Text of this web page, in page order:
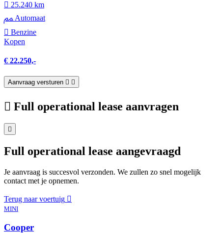
25.240 km
Automaat
Benzine
Kopen
€ 22.250,-
Aanvraag versturen
Full operational lease aanvragen
Full operational lease aangevraagd
Je aanvraag is succesvol verzonden. We zullen zo snel mogelijk
contact met je opnemen.
Terug naar voertuig
MINI
Cooper